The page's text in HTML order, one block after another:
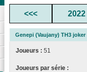
<<< 2022
Genepi (Vaujany) TH3 joker
Joueurs : 51
Joueurs par série :